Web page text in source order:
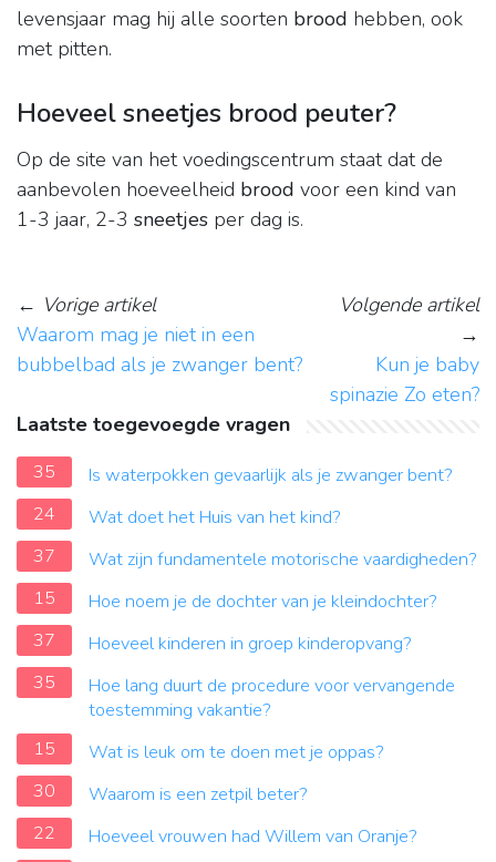
levensjaar mag hij alle soorten brood hebben, ook
met pitten.
Hoeveel sneetjes brood peuter?
Op de site van het voedingscentrum staat dat de
aanbevolen hoeveelheid brood voor een kind van
1-3 jaar, 2-3 sneetjes per dag is.
← Vorige artikel
Waarom mag je niet in een
bubbelbad als je zwanger bent?
Volgende artikel
→
Kun je baby
spinazie Zo eten?
Laatste toegevoegde vragen
35
Is waterpokken gevaarlijk als je zwanger bent?
24
Wat doet het Huis van het kind?
37
Wat zijn fundamentele motorische vaardigheden?
15
Hoe noem je de dochter van je kleindochter?
37
Hoeveel kinderen in groep kinderopvang?
35
Hoe lang duurt de procedure voor vervangende
toestemming vakantie?
15
Wat is leuk om te doen met je oppas?
30
Waarom is een zetpil beter?
22
Hoeveel vrouwen had Willem van Oranje?